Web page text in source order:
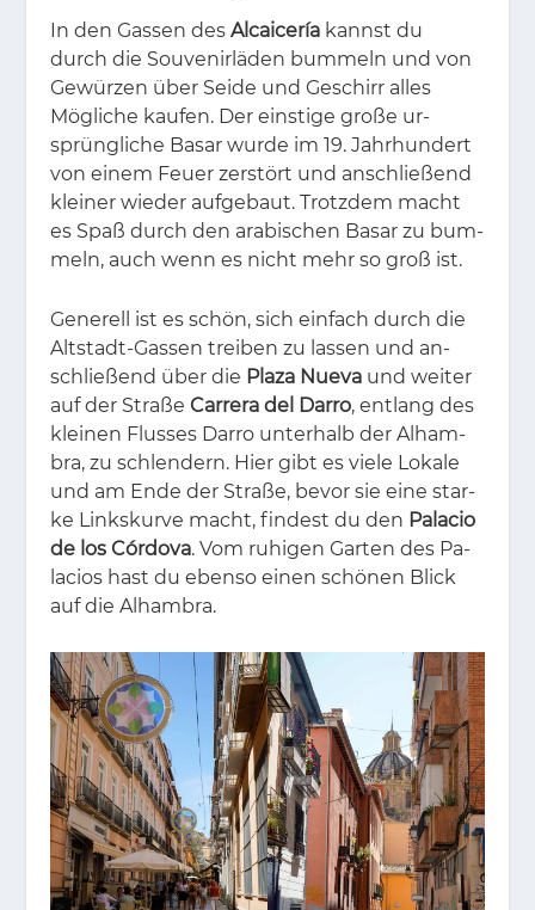
In den Gas­sen desAlcaicería kannst du
durch die Sou­ve­nir­lä­den bum­meln und von
Ge­wür­zen über Sei­de und Ge­schirr al­les
Mög­li­che kau­fen. Der eins­ti­ge gro­ße ur­
sprüng­li­che Ba­sar wur­de im 19. Jahr­hun­dert
von ei­nem Feu­er zer­stört und an­schlie­ßend
klei­ner wie­der auf­ge­baut. Trotz­dem macht
es Spaß durch den ara­bi­schen Ba­sar zu bum­
meln, auch wenn es nicht mehr so groß ist.
Ge­ne­rell ist es schön, sich ein­fach durch die
Alt­stadt-Gas­sen trei­ben zu las­sen und an­
schlie­ßend über die Plaza Nueva und wei­ter
auf der Stra­ßeCarrera del Darro, ent­lang des
klei­nen Flus­ses Dar­ro un­ter­halb der Al­ham­
bra, zu schlen­dern. Hier gibt es vie­le Lo­ka­le
und am Ende der Stra­ße, be­vor sie eine star­
ke Links­kur­ve macht, fin­dest du den Palacio
de los Córdova. Vom ru­hi­gen Gar­ten des Pa­
la­ci­os hast du eben­so ei­nen schö­nen Blick
auf die Al­ham­bra.